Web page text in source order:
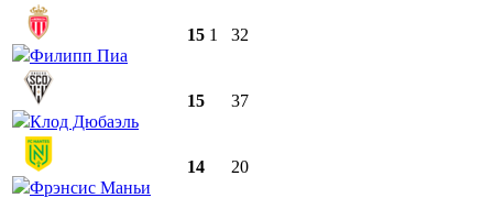
Филипп Пиа
15 1 32
Клод Дюбаэль
15 37
Фрэнсис Маньи
14 20